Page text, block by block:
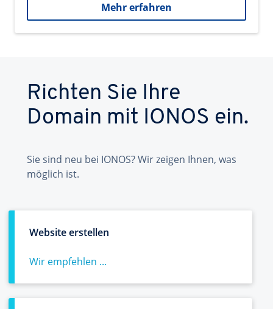
Mehr erfahren
Richten Sie Ihre
Domain mit IONOS ein.
Sie sind neu bei IONOS? Wir zeigen Ihnen, was
möglich ist.
Website erstellen
Wir empfehlen ...